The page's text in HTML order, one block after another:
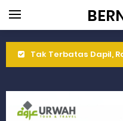
Tak Terbatas Dapil, Rahmat Saleh
Rahmat Saleh Resmikan Hunian